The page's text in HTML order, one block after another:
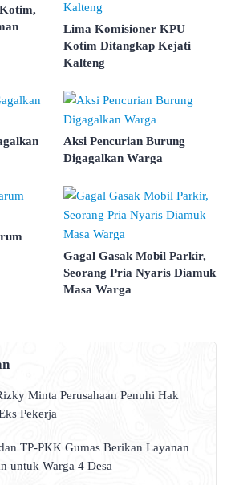
Lima Komisioner KPU
Kotim Ditangkap Kejati
Kalteng
Aksi Pencurian Burung
Digagalkan Warga
Gagal Gasak Mobil Parkir,
Seorang Pria Nyaris Diamuk
Masa Warga
Minta Perusahaan Penuhi Hak
Pekerja
TP-PKK Gumas Berikan Layanan
untuk Warga 4 Desa